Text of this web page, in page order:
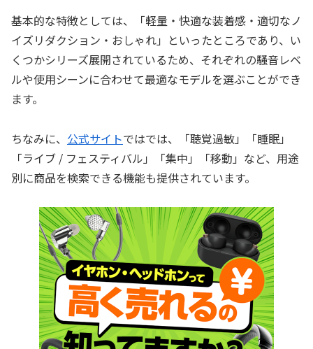
基本的な特徴としては、「軽量・快適な装着感・適切なノ
イズリダクション・おしゃれ」といったところであり、い
くつかシリーズ展開されているため、それぞれの騒音レベ
ルや使用シーンに合わせて最適なモデルを選ぶことができ
ます。
ちなみに、 公式サイトではでは、「聴覚過敏」「睡眠」
「ライブ / フェスティバル」「集中」「移動」など、用途
別に商品を検索できる機能も提供されています。